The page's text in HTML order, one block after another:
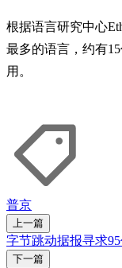
根据语言研究中心
最多的语言，约有
用。
普京
上一篇
字节跳动据报寻求
下一篇